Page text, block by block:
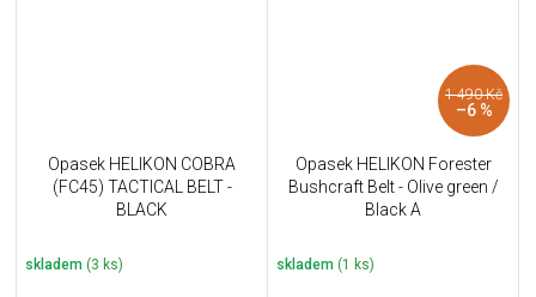
Opasek HELIKON COBRA
(FC45) TACTICAL BELT -
BLACK
skladem (3 ks)
1 490 Kč
–6 %
Opasek HELIKON Forester
Bushcraft Belt - Olive green /
Black A
skladem (1 ks)